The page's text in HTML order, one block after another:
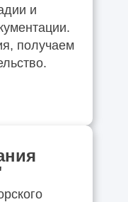
и
получаем